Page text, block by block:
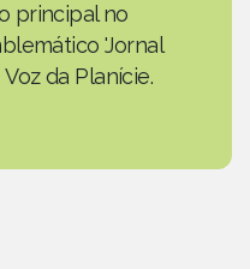
principal no
'Jornal
da Planície.